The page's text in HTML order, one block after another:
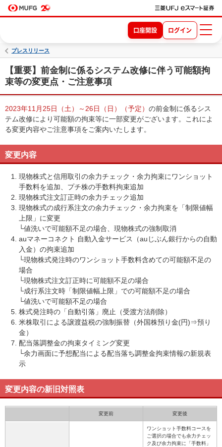
口座開設 ログイン
プレスリリース
【重要】前金制に係るシステム改修に伴う可能額拘
束等の変更点・ご注意事項
2023年11月25日（土）～26日（日）（予定） の前金制に係るシス
テム改修により可能額の拘束等に一部変更がございます。これによ
る変更内容やご注意事項をご案内いたします。
変更内容
現物株式と信用取引の余力チェック・余力拘束にワンショット
手数料を追加、プチ株の手数料拘束追加
現物株式注文訂正時の余力チェック追加
現物株式の成行系注文の余力チェック・余力拘束を「制限値幅
上限」に変更
└値洗いで可能額不足の場合、現物株式の強制取消
auマネーコネクト 自動入金サービス（auじぶん銀行からの自動
入金）の拘束追加
└現物株式発注時のワンショット手数料含めての可能額不足の
場合
└現物株式注文訂正時に可能額不足の場合
└成行系注文時「制限値幅上限」での可能額不足の場合
└値洗いで可能額不足の場合
株式発注時の「自動引落」廃止（受渡方法削除）
米株取引による譲渡益税の強制振替（外国株預り金(円)⇒預り
金）
配当落調整金の拘束タイミング変更
└余力画面に予想配当による配当落ち調整金拘束情報の新規表
示
変更内容の新旧対照表
変更前 変更後
ワンショット手数料コースを
ご選択の場合でも余力チェッ
ク及び余力拘束に「手数料」